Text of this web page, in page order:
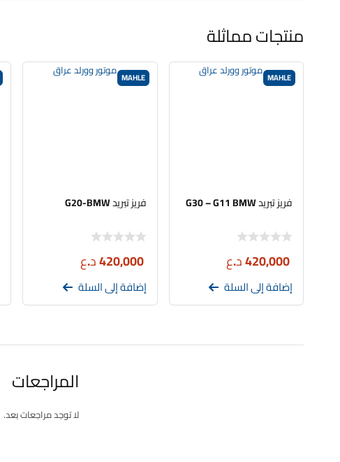
منتجات مماثلة
MAHLE
فريز تبريد G30 – G11 BMW
420,000د.ع
إضافة إلى السلة
MAHLE
فريز تبريد G20-BMW
420,000د.ع
إضافة إلى السلة
المراجعات
لا توجد مراجعات بعد.